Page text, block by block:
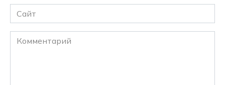
Сайт
Комментарий